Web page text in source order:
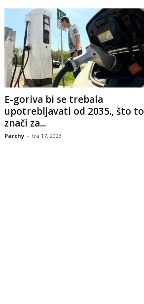
E-goriva bi se trebala
upotrebljavati od 2035., što to
znači za...
Parchy - tra 17, 2023